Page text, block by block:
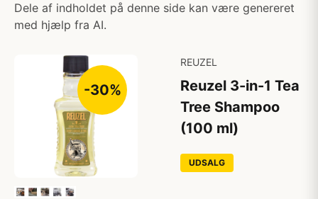
Dele af indholdet på denne side kan være genereret
med hjælp fra AI.
-30%
REUZEL
Reuzel 3-in-1 Tea
Tree Shampoo
(100 ml)
UDSALG